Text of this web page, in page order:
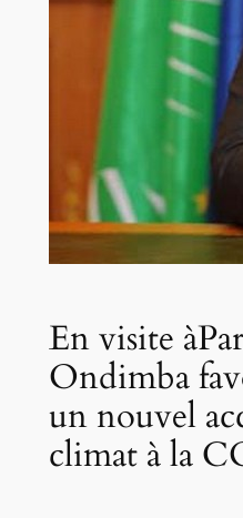
En visite
Ondimba
un nouvel
climat à la